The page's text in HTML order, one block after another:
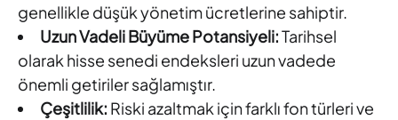
genellikle düşük yönetim ücretlerine sahiptir.
Uzun Vadeli Büyüme Potansiyeli:Tarihsel
olarak hisse senedi endeksleri uzun vadede
önemli getiriler sağlamıştır.
Çeşitlilik: Riski azaltmak için farklı fon türleri ve